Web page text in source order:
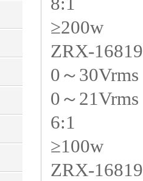
≥200w
ZRX-
0～30Vrms
0～21Vrms
6:1
≥100w
ZRX-